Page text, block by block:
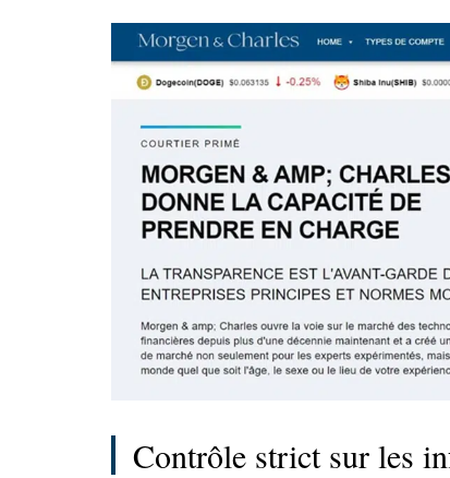
Contrôle strict sur les